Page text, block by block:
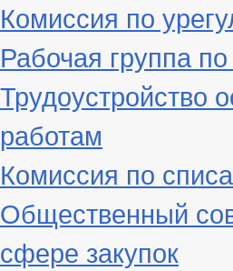
Комиссия по
Рабочая группа
Трудоустройство
работам
Комиссия по
Общественный
сфере закупок